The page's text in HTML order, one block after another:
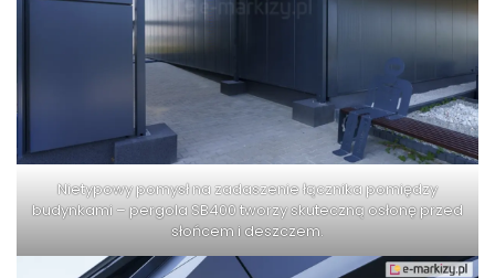
Nietypowy pomysł na zadaszenie łącznika pomiędzy
budynkami – pergola SB400 tworzy skuteczną osłonę przed
słońcem i deszczem.